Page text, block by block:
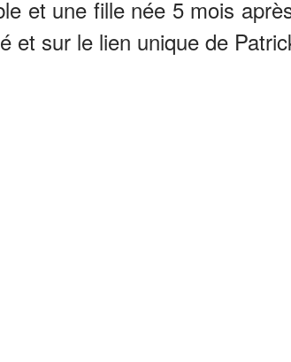
et une fille née 5 mois
et sur le lien unique de